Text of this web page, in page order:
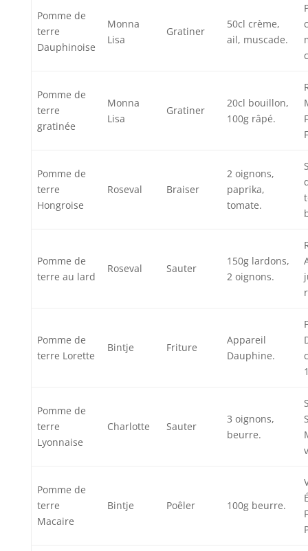
Pomme de
terre
Dauphinoise
Monna
Lisa
Gratiner
50cl crème,
ail, muscade.
Pomme de
terre
gratinée
Monna
Lisa
Gratiner
20cl bouillon,
100g râpé.
Pomme de
terre
Hongroise
Roseval Braiser
2 oignons,
paprika,
tomate.
Pomme de
terre au lard
Roseval Sauter
150g lardons,
2 oignons.
Pomme de
terre Lorette
Bintje Friture
Appareil
Dauphine.
Pomme de
terre
Lyonnaise
Charlotte Sauter
3 oignons,
beurre.
Pomme de
terre
Macaire
Bintje Poêler 100g beurre.